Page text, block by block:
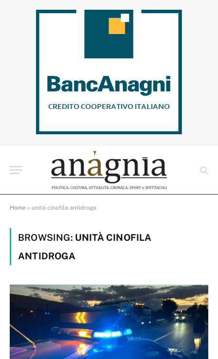
Home » unità cinofila antidroga
BROWSING: UNITÀ CINOFILA
ANTIDROGA